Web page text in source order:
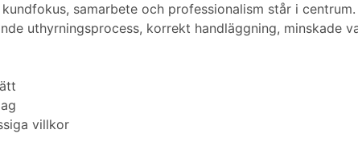
samarbete och professionalism står i
uthyrningsprocess, korrekt handläggning, minskade
villkor